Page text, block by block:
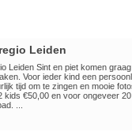
Leiden
Leiden Sint en piet komen
Voor ieder kind een
tijd om te zingen en mooie
€50,00 en voor ongeveer 20
...